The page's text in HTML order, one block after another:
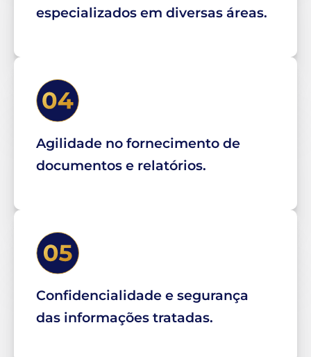
especializados em diversas áreas.
Agilidade no fornecimento de
documentos e relatórios.
Confidencialidade e segurança
das informações tratadas.